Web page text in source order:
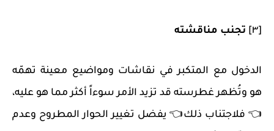
تجنب مناقشته
الدخول مع المتكبر في نقاشات ومواضيع معينة تهمّه
هو وتُظهر غطرسته قد تزيد الأمر سوءاً أكثر مما هو عليه،
👈 فلاجتناب ذلك👈 يفضل تغيير الحوار المطروح وعدم